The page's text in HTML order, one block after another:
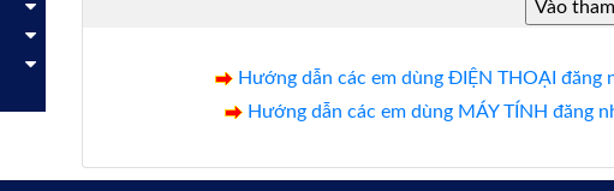
Hướng dẫn các em dùng ĐIỆN THOẠI
Hướng dẫn các em dùng MÁY TÍNH đăng